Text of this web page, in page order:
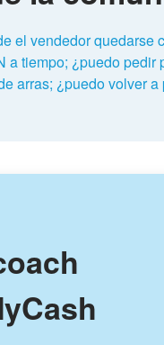
el vendedor quedarse
tiempo; ¿puedo pedir
arras; ¿puedo volver